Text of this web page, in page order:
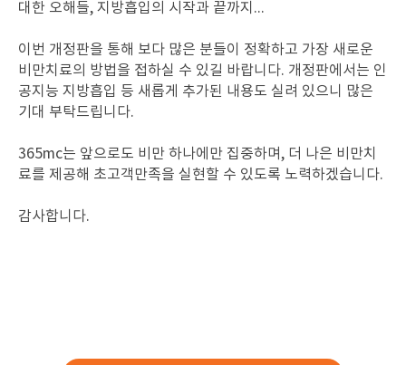
대한 오해들, 지방흡입의 시작과 끝까지...
이번 개정판을 통해 보다 많은 분들이 정확하고 가장 새로운
비만치료의 방법을 접하실 수 있길 바랍니다. 개정판에서는 인
공지능 지방흡입 등 새롭게 추가된 내용도 실려 있으니 많은
기대 부탁드립니다.
365mc는 앞으로도 비만 하나에만 집중하며, 더 나은 비만치
료를 제공해 초고객만족을 실현할 수 있도록 노력하겠습니다.
감사합니다.